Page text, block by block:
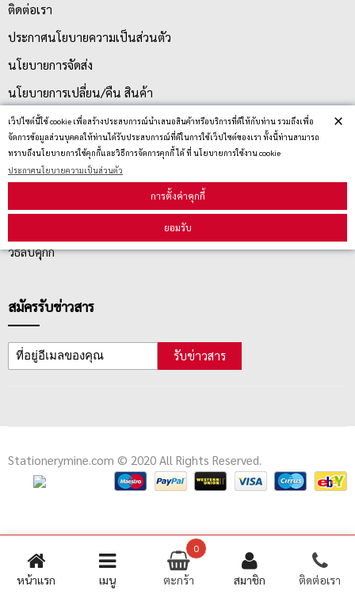
หน้าแรก เมนู
0
ตะกร้า สมาชิก ติดต่อเรา
เว็ปไซต์นี้ใช้ cookie เพื่อสร้างประสบการณ์นำเสนอสินค้าหรือบริการที่ดีให้กับท่าน รวมถึงเพื่อ
จัดการข้อมูลส่วนบุคคลให้ท่านได้รับประสบการณ์ที่ดีในการใช้เว็ปไซต์ของเรา ทั้งนี้ท่านสามารถ
ทราบถึงนโยบายการใช้คุกกี้และวิธีการจัดการคุกกี้ ได้ ที่ นโยบายการใช้งาน cookie
ประกาศนโยบายความเป็นส่วนตัว
การตั้งค่าคุกกี้
ยอมรับ
×
ติดต่อเรา
ประกาศนโยบายความเป็นส่วนตัว
นโยบายการจัดส่ง
นโยบายการเปลี่ยน/คืน สินค้า
บริการลูกค้า
วิธีลบคุกกี้
สมัครรับข่าวสาร
รับข่าวสาร
Stationerymine.com © 2020 All Rights Reserved.